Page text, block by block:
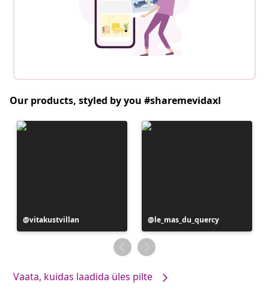
Our products, styled by you #sharemevidaxl
Postitus
avaldatud
vitakustvillan
Postitus
avaldatud
le_mas_du_quercy
Vaata, kuidas laadida üles pilte